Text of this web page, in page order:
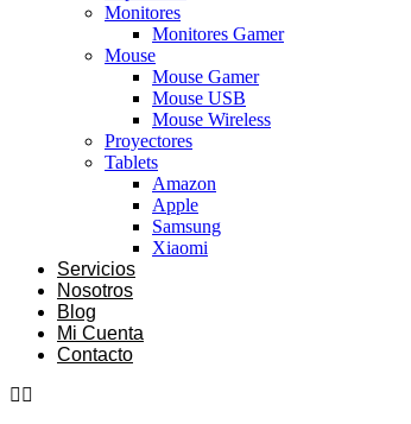
Monitores
Monitores Gamer
Mouse
Mouse Gamer
Mouse USB
Mouse Wireless
Proyectores
Tablets
Amazon
Apple
Samsung
Xiaomi
Servicios
Nosotros
Blog
Mi Cuenta
Contacto